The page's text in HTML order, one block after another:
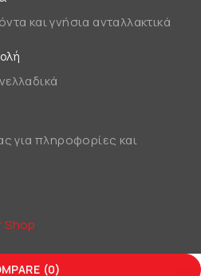
και γνήσια ανταλλακτικά
για πληροφορίες και
Shop
(0)